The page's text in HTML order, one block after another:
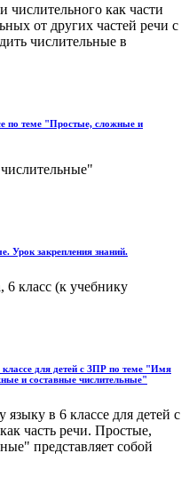
как части
от других частей речи с
числительные в
по теме "Простые, сложные и
Урок закрепления знаний.
6 класс (к учебнику
для детей с ЗПР по теме "Имя
и составные числительные"
в 6 классе для детей с
часть речи. Простые,
представляет собой